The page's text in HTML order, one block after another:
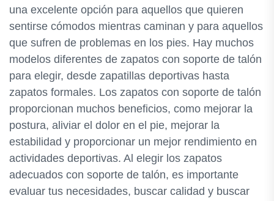
una excelente opción para aquellos que quieren
sentirse cómodos mientras caminan y para aquellos
que sufren de problemas en los pies. Hay muchos
modelos diferentes de zapatos con soporte de talón
para elegir, desde zapatillas deportivas hasta
zapatos formales. Los zapatos con soporte de talón
proporcionan muchos beneficios, como mejorar la
postura, aliviar el dolor en el pie, mejorar la
estabilidad y proporcionar un mejor rendimiento en
actividades deportivas. Al elegir los zapatos
adecuados con soporte de talón, es importante
evaluar tus necesidades, buscar calidad y buscar